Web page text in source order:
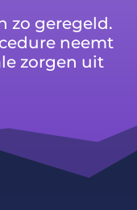
zo geregeld.
neemt
zorgen uit